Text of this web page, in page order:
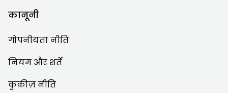
कानूनी
गोपनीयता नीति
नियम और शर्तें
कुकीज़ नीति